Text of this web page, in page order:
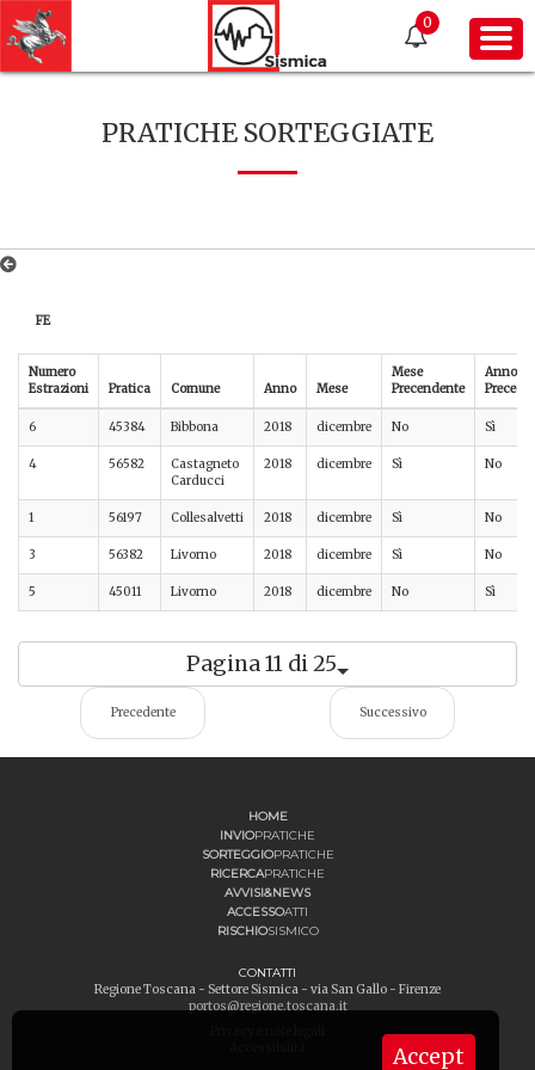
0
PRATICHE SORTEGGIATE
FE
Numero
Estrazioni
Pratica Comune Anno Mese
Mese
Precendente
Anno
6 45384 Bibbona 2018 dicembre No Sì
4 56582
Castagneto
Carducci
2018 dicembre Sì No
1 56197 Collesalvetti 2018 dicembre Sì No
3 56382 Livorno 2018 dicembre Sì No
5 45011 Livorno 2018 dicembre No Sì
Pagina 11 di 25
Precedente Successivo
Accept
HOME
INVIOPRATICHE
SORTEGGIOPRATICHE
RICERCAPRATICHE
AVVISI&NEWS
ACCESSOATTI
RISCHIOSISMICO
CONTATTI
Regione Toscana - Settore Sismica - via San Gallo - Firenze
portos@regione.toscana.it